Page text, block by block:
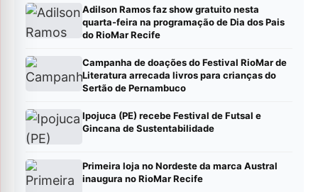
Adilson Ramos faz show gratuito nesta
quarta-feira na programação de Dia dos Pais
do RioMar Recife
Campanha de doações do Festival RioMar de
Literatura arrecada livros para crianças do
Sertão de Pernambuco
Ipojuca (PE) recebe Festival de Futsal e
Gincana de Sustentabilidade
Primeira loja no Nordeste da marca Austral
inaugura no RioMar Recife